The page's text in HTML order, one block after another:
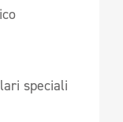
speciali